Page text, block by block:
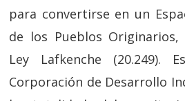
para convertirse en un
de los Pueblos
Ley Lafkenche (20.249).
Corporación de Desarrollo